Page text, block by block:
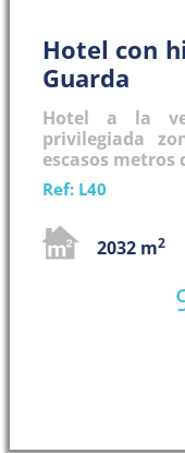
Hotel con
Guarda
Hotel a la
privilegiada
escasos metros
Ref: L40
2032 m2